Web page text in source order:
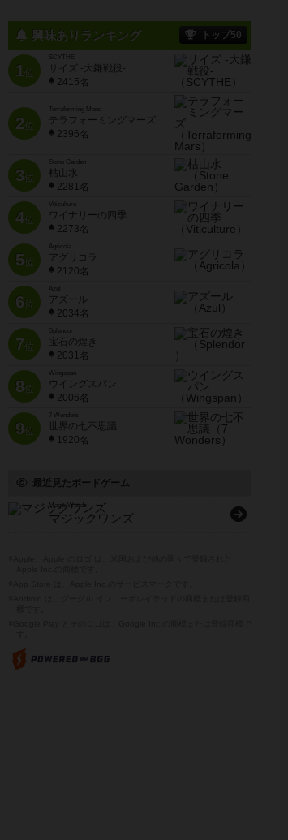
興味ありランキング トップ50
1位
SCYTHE
サイズ -大鎌戦役-
2415名
2位
Terraforming Mars
テラフォーミングマーズ
2396名
3位
Stone Garden
枯山水
2281名
4位
Viticulture
ワイナリーの四季
2273名
5位
Agricola
アグリコラ
2120名
6位
Azul
アズール
2034名
7位
宝石の煌き
2031名
8位
Wingspan
ウイングスパン
2006名
9位
7 Wonders
世界の七不思議
1920名
最近見たボードゲーム
Magic Wands
マジックワンズ